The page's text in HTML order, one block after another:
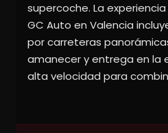
supercoche. La
GC Auto en Valencia
por carreteras
amanecer y entrega en la
alta velocidad para